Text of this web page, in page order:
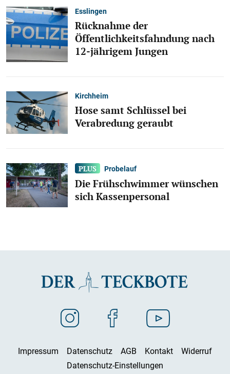
Esslingen
Rücknahme der
Öffentlichkeitsfahndung nach
12-jährigem Jungen
Kirchheim
Hose samt Schlüssel bei
Verabredung geraubt
Probelauf
Die Frühschwimmer wünschen
sich Kassenpersonal
Impressum Datenschutz AGB Kontakt
Widerruf
Datenschutz-Einstellungen